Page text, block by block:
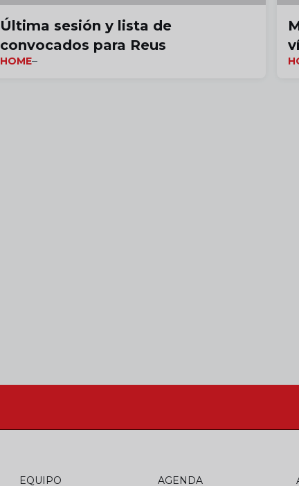
Última sesión y lista de
convocados para Reus
HOME
EQUIPO AGENDA